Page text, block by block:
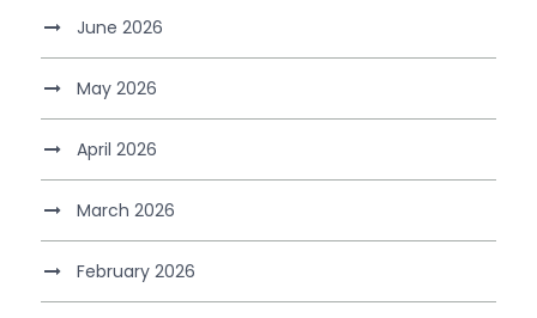
June 2026
May 2026
April 2026
March 2026
February 2026